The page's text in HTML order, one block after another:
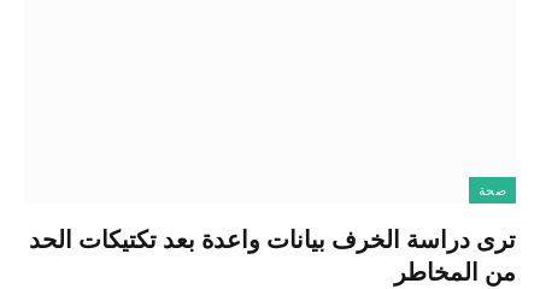
صحة
ترى دراسة الخرف بيانات واعدة بعد تكتيكات الحد
من المخاطر